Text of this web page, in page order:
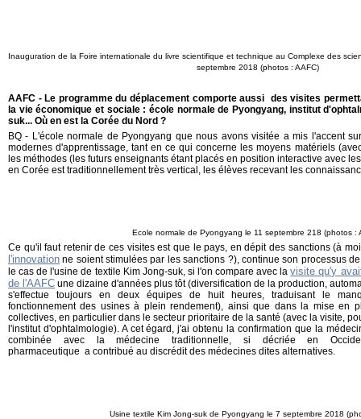
Inauguration de la Foire internationale du livre scientifique et technique auComplexe des
septembre 2018 (photos : AAFC)
AAFC - Le programme du déplacement comporte aussi des visites
la vie économique et sociale : école normale de Pyongyang, institut
suk... Où en est la Corée du Nord ?
BQ - L'école normale de Pyongyang que nous avons visitée a mis l'accent
modernes d'apprentissage, tant en ce qui concerne les moyens matériels
les méthodes (les futurs enseignants étant placés en position interactive avec
en Corée est traditionnellement très vertical, les élèves recevant les
Ecole normale de Pyongyang le 11 septembre 218 (photos :
Ce qu'il faut retenir de ces visites est que le pays, en dépit des sanctions (à
l'innovation ne soient stimulées par les sanctions ?), continue son processus
le cas de l'usine de textile Kim Jong-suk, si l'on compare avec lavisite qu'y
de l'AAFC une dizaine d'années plus tôt (diversification de la production,
s'effectue toujours en deux équipes de huit heures, traduisant le
fonctionnement des usines à plein rendement), ainsi que dans la mise en
collectives, en particulier dans le secteur prioritaire de la santé (avec la visite,
l'institut d'ophtalmologie). A cet égard, j'ai obtenu la confirmation que la
combinée avec la médecine traditionnelle, si décriée en
pharmaceutique a contribué au discrédit des médecines dites alternatives.
Usine textile Kim Jong-suk de Pyongyang le 7 septembre 2018